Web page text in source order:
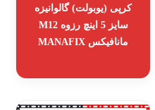
کرپی (یوبولت) گالوانیزه
سایز 5 اینچ رزوه M12
مانافیکس MANAFIX